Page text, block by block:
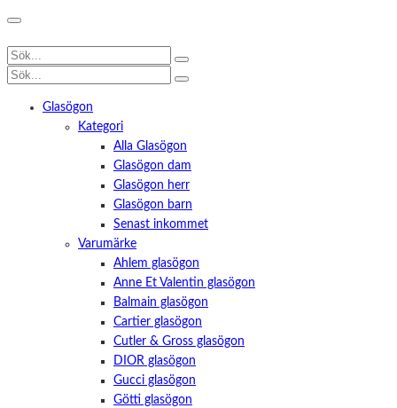
Glasögon
Kategori
Alla Glasögon
Glasögon dam
Glasögon herr
Glasögon barn
Senast inkommet
Varumärke
Ahlem glasögon
Anne Et Valentin glasögon
Balmain glasögon
Cartier glasögon
Cutler & Gross glasögon
DIOR glasögon
Gucci glasögon
Götti glasögon